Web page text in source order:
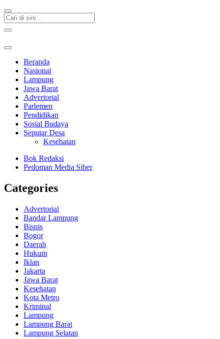
Beranda
Nasional
Lampung
Jawa Barat
Advertorial
Parlemen
Pendidikan
Sosial Budaya
Seputar Desa
Kesehatan
Bok Redaksi
Pedoman Media Siber
Categories
Advertorial
Bandar Lampung
Bisnis
Bogor
Daerah
Hukum
Iklan
Jakarta
Jawa Barat
Kesehatan
Kota Metro
Kriminal
Lampung
Lampung Barat
Lampung Selatan